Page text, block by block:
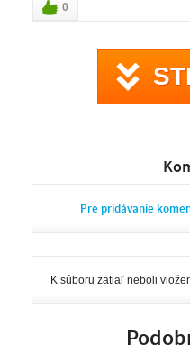
0
Pre pridávanie
K súboru zatiaľ neboli